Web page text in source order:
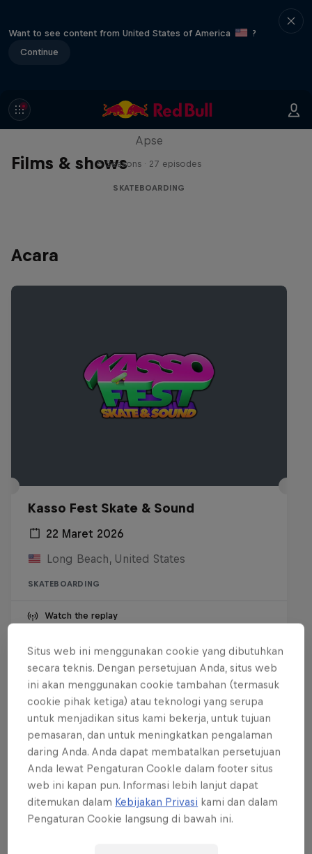
Want to see content from United States of America
?
Continue
Films & shows
Skate Tales
Apse
5 Seasons · 27 episodes
SKATEBOARDING
Acara
Kasso Fest Skate & Sound
22 Maret 2026
Long Beach, United States
SKATEBOARDING
Watch the replay
Want more of this?
Skateboarding
Welcome to the Red Bull Skateboarding hub, your
source for skateboarding news, videos, rider …
Situs web ini menggunakan cookie yang dibutuhkan
secara teknis. Dengan persetujuan Anda, situs web
ini akan menggunakan cookie tambahan (termasuk
cookie pihak ketiga) atau teknologi yang serupa
untuk menjadikan situs kami bekerja, untuk tujuan
pemasaran, dan untuk meningkatkan pengalaman
daring Anda. Anda dapat membatalkan persetujuan
Anda lewat Pengaturan CookIe dalam footer situs
web ini kapan pun. Informasi lebih lanjut dapat
ditemukan dalam Kebijakan Privasi kami dan dalam
Pengaturan Cookie langsung di bawah ini.